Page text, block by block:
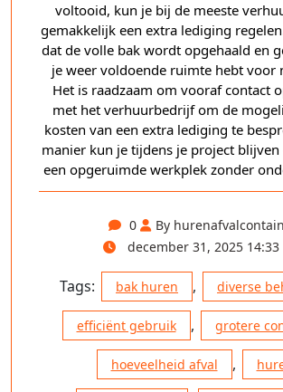
voltooid, kun je bij de meeste
gemakkelijk een extra lediging
dat de volle bak wordt opgehaald en
je weer voldoende ruimte hebt voor
Het is raadzaam om vooraf contact
met het verhuurbedrijf om de
kosten van een extra lediging te
manier kun je tijdens je project blijven
een opgeruimde werkplek zonder
0
By
december 31, 2025 14:33
Tags: bak huren , diverse
efficiënt gebruik , grotere
hoeveelheid afval ,